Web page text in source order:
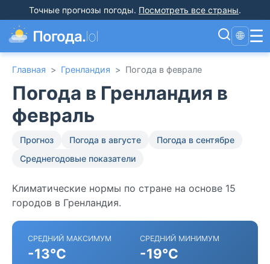
Точные прогнозы погоды. Посмотреть все страны.
Погода.lol 🌐 ☰
Главная > Гренландия > Погода в феврале
Погода в Гренландия в
февраль
Прогноз Погода в августе
Погода в сентябре
Среднегодовые показатели
Климатические нормы по стране на основе 15
городов в Гренландия.
СРЕДНИЙ МАКСИМУМ
-13°C
СРЕДНИЙ МИНИМУМ
-19°C